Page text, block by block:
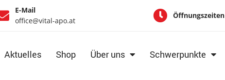
E-Mail
office@vital-apo.at
Öffnungszeiten
Aktuelles Shop Über uns Schwerpunkte